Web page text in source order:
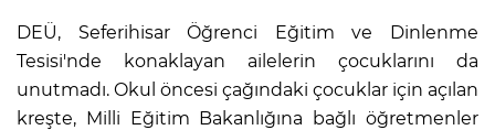
DEÜ, Seferihisar Öğrenci Eğitim ve Dinlenme
Tesisi'nde konaklayan ailelerin çocuklarını da
unutmadı. Okul öncesi çağındaki çocuklar için açılan
kreşte, Milli Eğitim Bakanlığına bağlı öğretmenler